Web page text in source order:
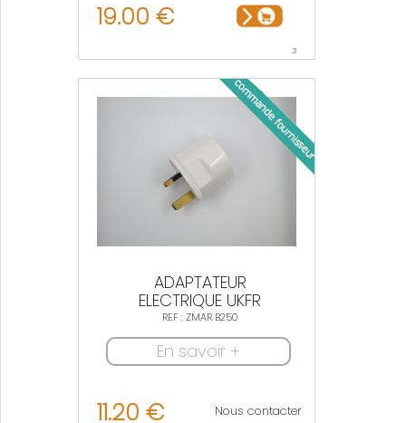
19.00 €
3
ADAPTATEUR
ELECTRIQUE UKFR
REF : ZMAR B250
En savoir +
11.20 € Nous contacter